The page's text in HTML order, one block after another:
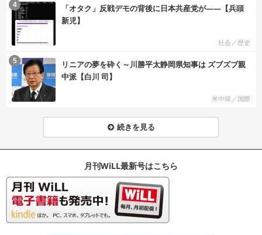
「オタク」反戦デモの背後に日本共産党が――【兵頭
新児】
社会／歴史
4
リニアの夢を砕く～川勝平太静岡県知事は ズブズブ親
中派【白川 司】
米中韓／国際
5
続きを見る
月刊WiLL最新号はこちら